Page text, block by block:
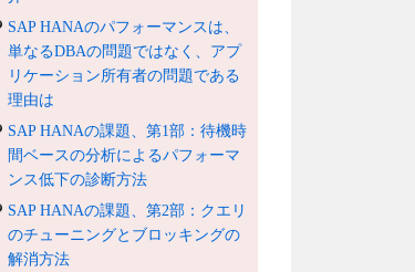
SAP HANAのパフォーマンスは、
単なるDBAの問題ではなく、アプ
リケーション所有者の問題である
理由は
SAP HANAの課題、第1部：待機時
間ベースの分析によるパフォーマ
ンス低下の診断方法
SAP HANAの課題、第2部：クエリ
のチューニングとブロッキングの
解消方法